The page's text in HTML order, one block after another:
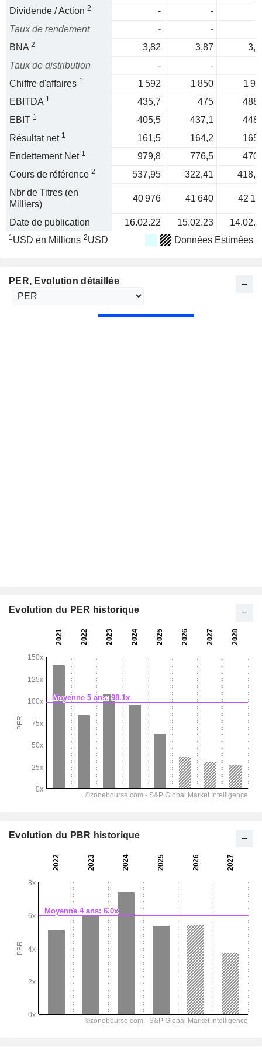
Dividende / Action 2 -
-
Taux de rendement
-
-
BNA 2 3,82 3,87
Taux de distribution
-
-
Chiffre d'affaires 1 1 592 1 850
1
EBITDA 1 435,7 475
EBIT 1 405,5 437,1
Résultat net 1 161,5 164,2
Endettement Net 1 979,8 776,5
Cours de référence 2 537,95 322,41
Nbr de Titres (en
Milliers)
40 976 41 640 42
Date de publication 16.02.22 15.02.23
1USD en Millions 2USD Données Estimées
PER, Evolution détaillée
Evolution du PER historique
Evolution du PBR historique